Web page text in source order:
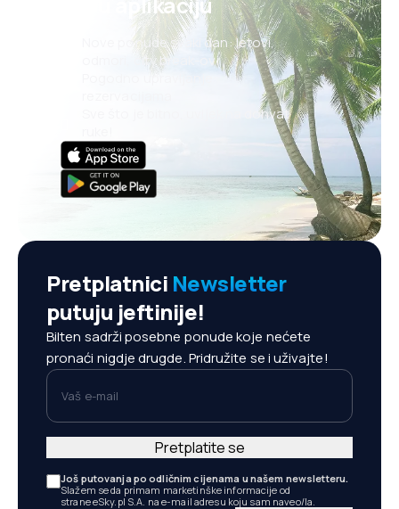
Nove ponude svaki dan: letovi,
odmori, city break-ovi
Sve što je bitno, uvijek na dohvat
Pretplatnici Newsletter
putuju jeftinije!
Bilten sadrži posebne ponude koje nećete
pronaći nigdje drugde. Pridružite se i uživajte!
Vaš e-mail
Još putovanja po odličnim cijenama u našem newsletteru.
Slažem se da primam marketinške informacije od
strane eSky.pl S.A. na e-mail adresu koju sam naveo/la.
Pretplatite se